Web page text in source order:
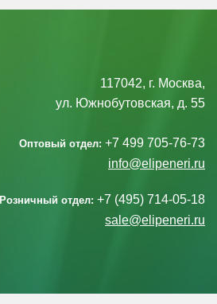
117042, г. Москва,
ул. Южнобутовская, д. 55
Оптовый отдел: +7 499 705-76-73
info@elipeneri.ru
Розничный отдел: +7 (495) 714-05-18
sale@elipeneri.ru